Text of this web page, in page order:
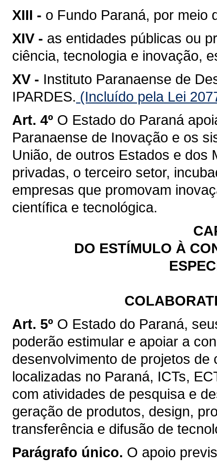
XIII - o Fundo Paraná, por meio
XIV - as entidades públicas ou
ciência, tecnologia e inovação,
XV - Instituto Paranaense de
IPARDES. (Incluído pela Lei
Art. 4º O Estado do Paraná
Paranaense de Inovação e os
União, de outros Estados e dos
privadas, o terceiro setor,
empresas que promovam
científica e tecnológica.
DO ESTÍMULO À
Art. 5º O Estado do Paraná,
poderão estimular e apoiar a
desenvolvimento de projetos
localizadas no Paraná, ICTs,
com atividades de pesquisa e
geração de produtos, design,
transferência e difusão de
Parágrafo único. O apoio